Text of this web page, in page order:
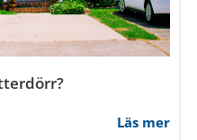
Läs mer